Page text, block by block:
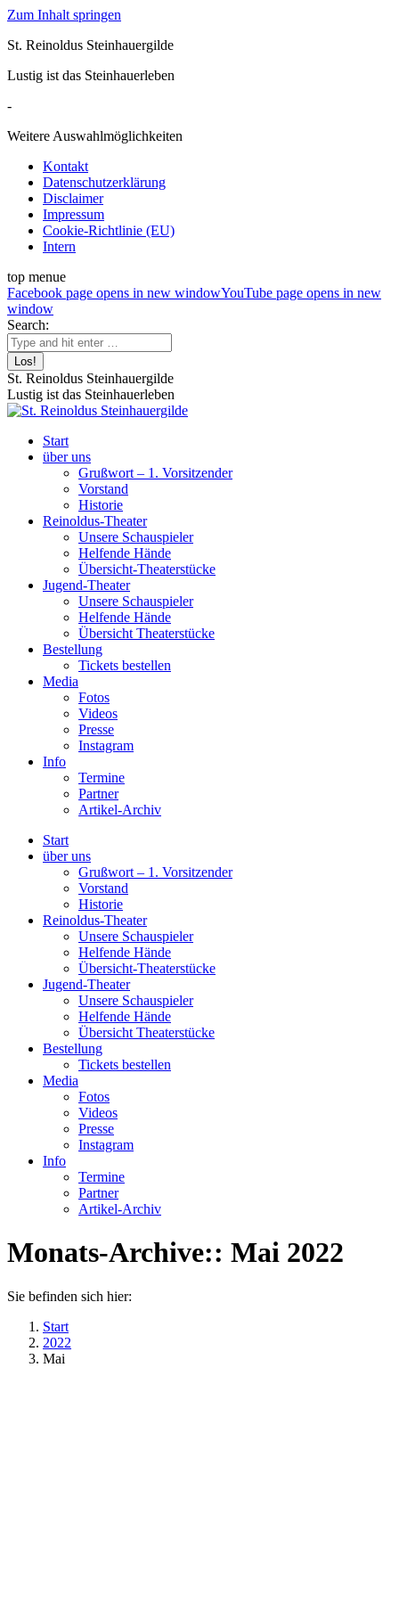
Zum Inhalt springen
St. Reinoldus Steinhauergilde
Lustig ist das Steinhauerleben
-
Weitere Auswahlmöglichkeiten
Kontakt
Datenschutzerklärung
Disclaimer
Impressum
Cookie-Richtlinie (EU)
Intern
top menue
Facebook page opens in new windowYouTube page opens in new
window
Search:
St. Reinoldus Steinhauergilde
Lustig ist das Steinhauerleben
Start
über uns
Grußwort – 1. Vorsitzender
Vorstand
Historie
Reinoldus-Theater
Unsere Schauspieler
Helfende Hände
Übersicht-Theaterstücke
Jugend-Theater
Unsere Schauspieler
Helfende Hände
Übersicht Theaterstücke
Bestellung
Tickets bestellen
Media
Fotos
Videos
Presse
Instagram
Info
Termine
Partner
Artikel-Archiv
Start
über uns
Grußwort – 1. Vorsitzender
Vorstand
Historie
Reinoldus-Theater
Unsere Schauspieler
Helfende Hände
Übersicht-Theaterstücke
Jugend-Theater
Unsere Schauspieler
Helfende Hände
Übersicht Theaterstücke
Bestellung
Tickets bestellen
Media
Fotos
Videos
Presse
Instagram
Info
Termine
Partner
Artikel-Archiv
Monats-Archive:: Mai 2022
Sie befinden sich hier:
Start
2022
Mai